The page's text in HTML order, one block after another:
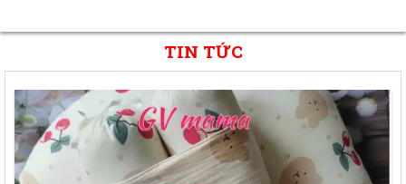
TIN TỨC